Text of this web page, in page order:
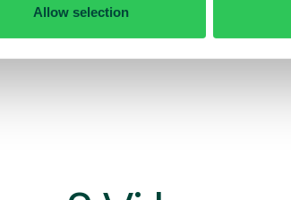
Allow selection